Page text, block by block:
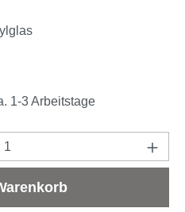
1-3 Arbeitstage
den gewünschten